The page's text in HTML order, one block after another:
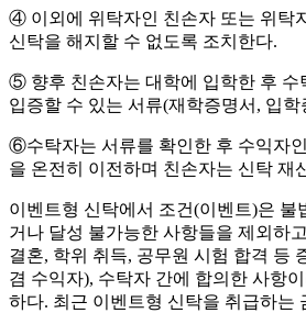
④ 이외에 위탁자인 친손자 또는 위탁
신탁을 해지할 수 없도록 조치한다.
⑤ 향후 친손자는 대학에 입학한 후 수
입증할 수 있는 서류(재학증명서, 입
⑥수탁자는 서류를 확인한 후 수익자
을 온전히 이전하며 친손자는 신탁 재
이벤트형 신탁에서 조건(이벤트)은 불
거나 달성 불가능한 사항들을 제외하
결혼, 학위 취득, 공무원 시험 합격 등
겸 수익자), 수탁자 간에 합의한 사항
하다. 최근 이벤트형 신탁을 취급하는